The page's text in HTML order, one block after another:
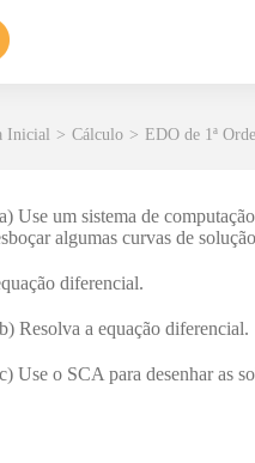
Inicial > Cálculo > EDO de 1ª
Use um sistema de
algumas curvas de
diferencial.
Resolva a equação diferencial.
Use o SCA para desenhar as